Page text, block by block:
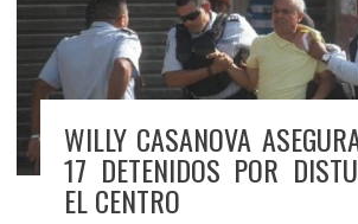
WILLY CASANOVA
17 DETENIDOS POR
EL CENTRO